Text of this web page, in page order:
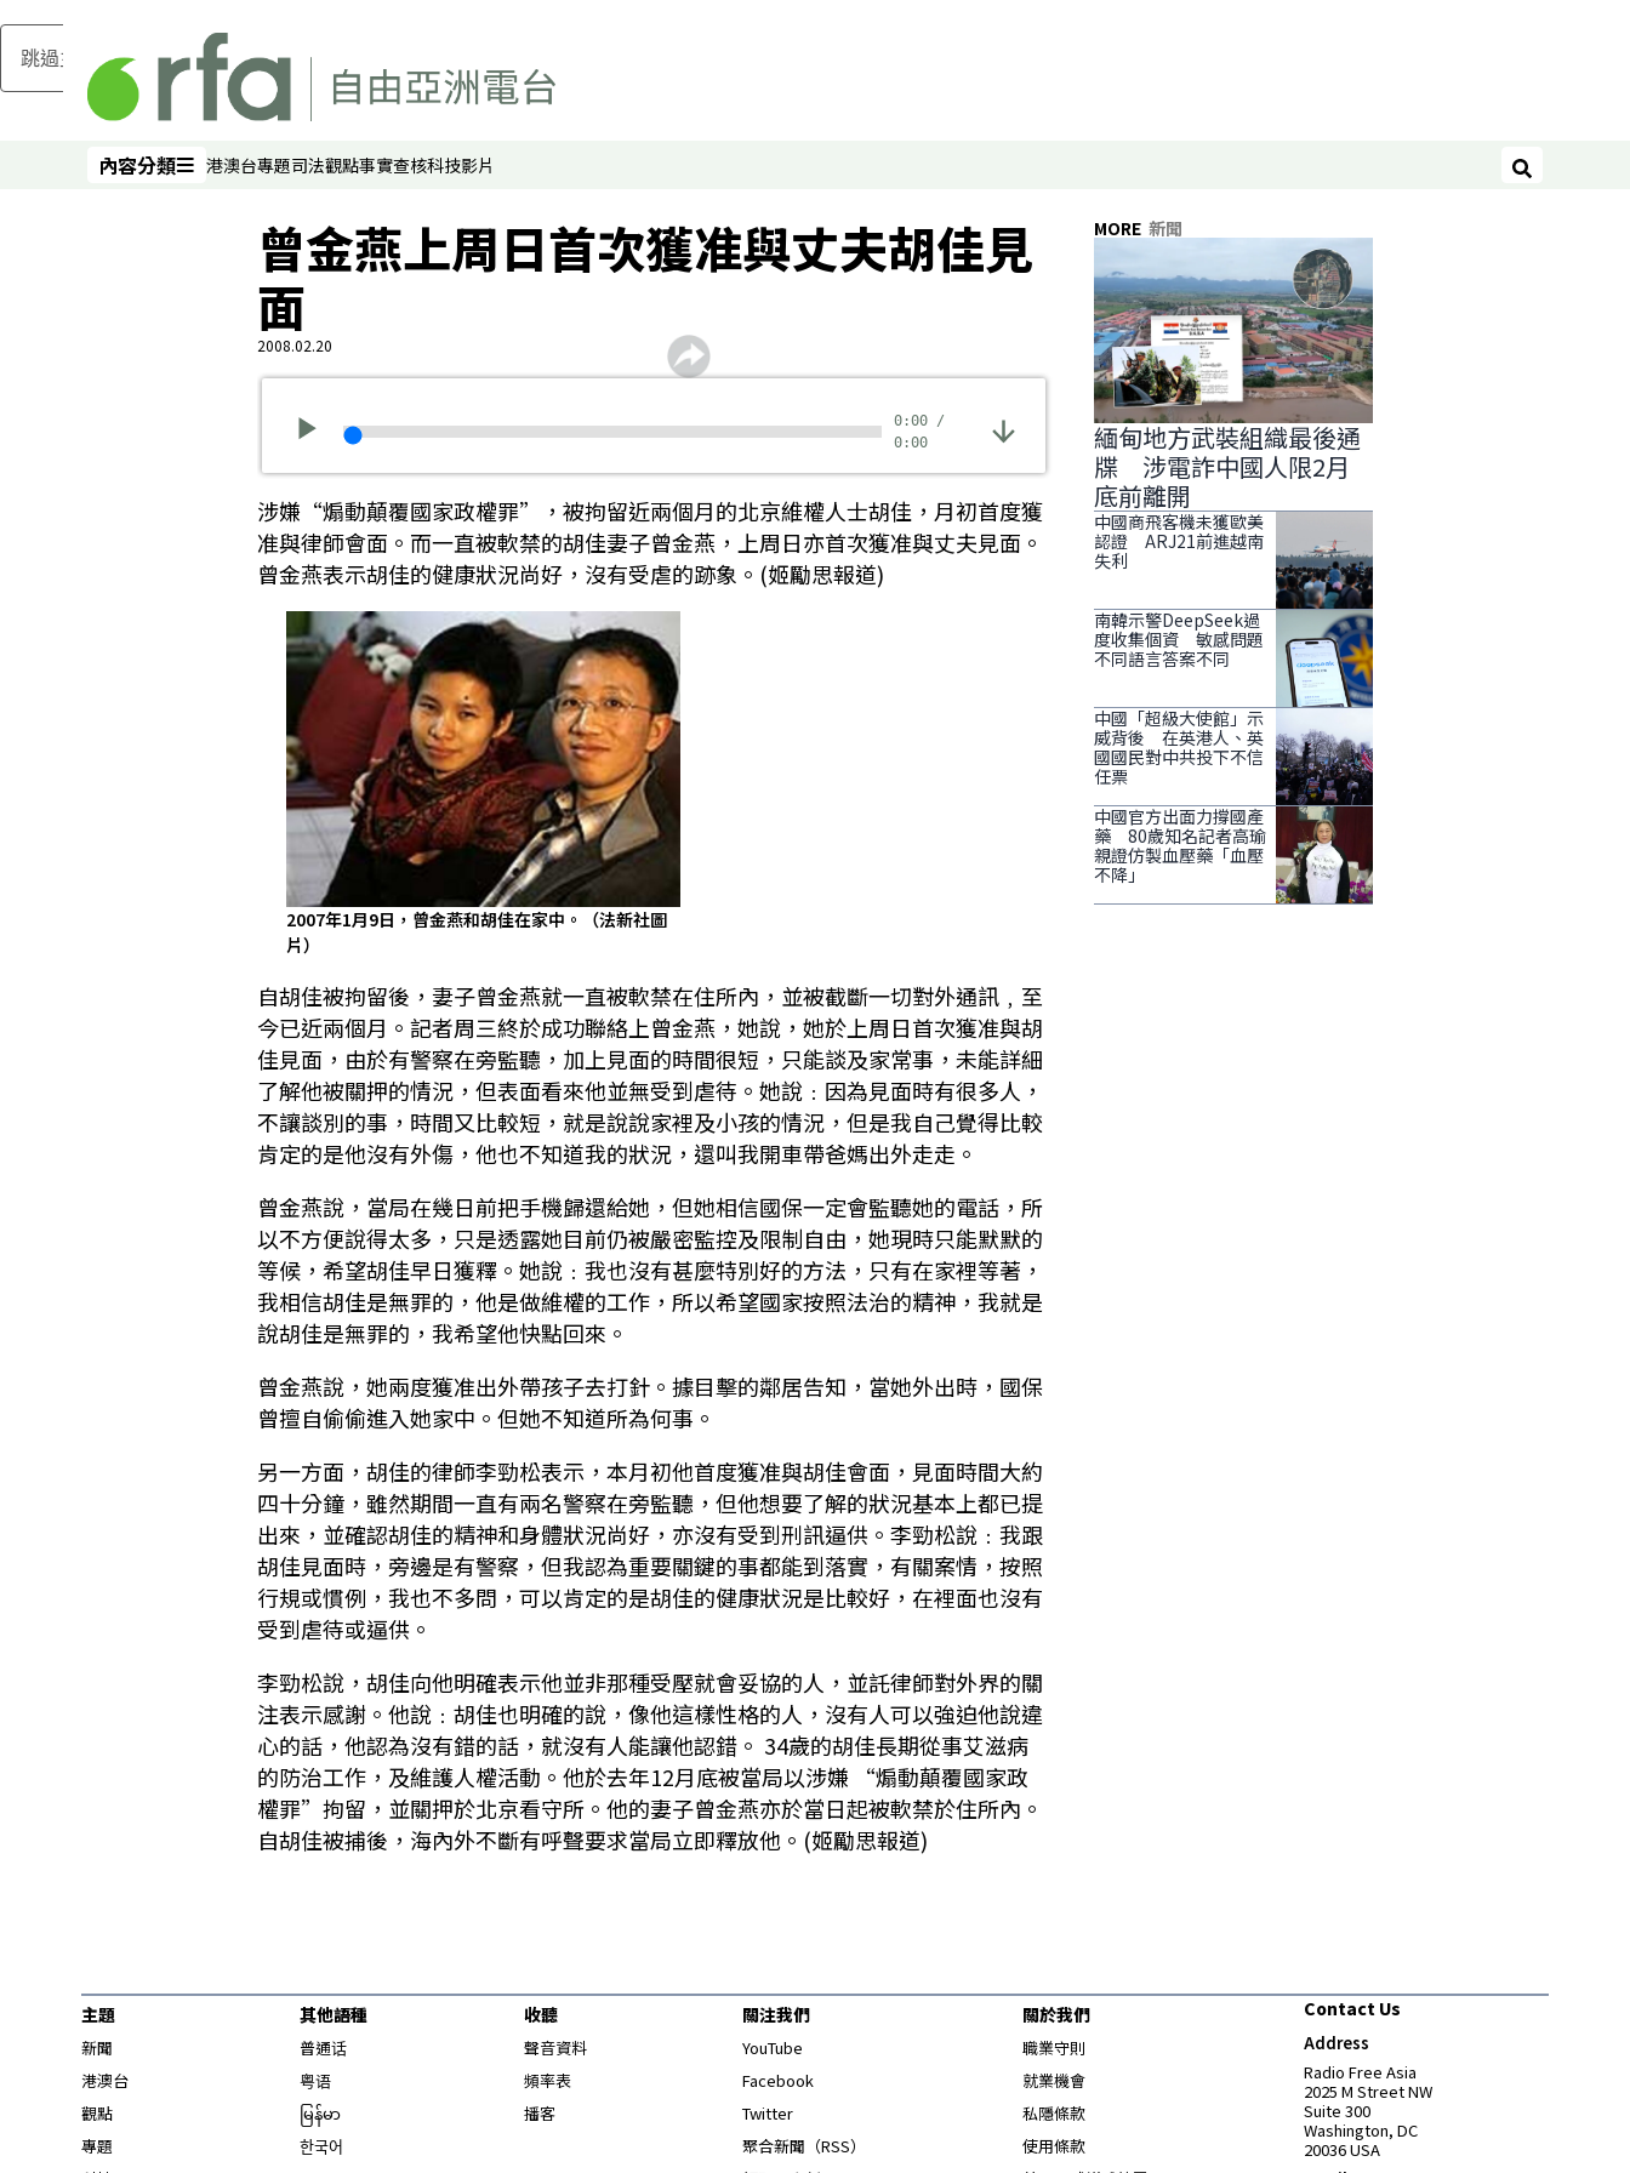
跳過主要內容
內容分類
內容分類 港澳台專題司法觀點事實查核科技影片 搜尋
曾金燕上周日首次獲准與丈夫胡佳見
面
2008.02.20
0:00 /
0:00
涉嫌“煽動顛覆國家政權罪”，被拘留近兩個月的北京維權人士胡佳，月初首度獲
准與律師會面。而一直被軟禁的胡佳妻子曾金燕，上周日亦首次獲准與丈夫見面。
曾金燕表示胡佳的健康狀況尚好，沒有受虐的跡象。(姬勵思報道)
2007年1月9日，曾金燕和胡佳在家中。（法新社圖
片）
自胡佳被拘留後，妻子曾金燕就一直被軟禁在住所內，並被截斷一切對外通訊﹐至
今已近兩個月。記者周三終於成功聯絡上曾金燕，她說，她於上周日首次獲准與胡
佳見面，由於有警察在旁監聽，加上見面的時間很短，只能談及家常事，未能詳細
了解他被關押的情況，但表面看來他並無受到虐待。她說﹕因為見面時有很多人，
不讓談別的事，時間又比較短，就是說說家裡及小孩的情況，但是我自己覺得比較
肯定的是他沒有外傷，他也不知道我的狀況，還叫我開車帶爸媽出外走走。
曾金燕說，當局在幾日前把手機歸還給她，但她相信國保一定會監聽她的電話，所
以不方便說得太多，只是透露她目前仍被嚴密監控及限制自由，她現時只能默默的
等候，希望胡佳早日獲釋。她說﹕我也沒有甚麼特別好的方法，只有在家裡等著，
我相信胡佳是無罪的，他是做維權的工作，所以希望國家按照法治的精神，我就是
說胡佳是無罪的，我希望他快點回來。
曾金燕說，她兩度獲准出外帶孩子去打針。據目擊的鄰居告知，當她外出時，國保
曾擅自偷偷進入她家中。但她不知道所為何事。
另一方面，胡佳的律師李勁松表示，本月初他首度獲准與胡佳會面，見面時間大約
四十分鐘，雖然期間一直有兩名警察在旁監聽，但他想要了解的狀況基本上都已提
出來，並確認胡佳的精神和身體狀況尚好，亦沒有受到刑訊逼供。李勁松說﹕我跟
胡佳見面時，旁邊是有警察，但我認為重要關鍵的事都能到落實，有關案情，按照
行規或慣例，我也不多問，可以肯定的是胡佳的健康狀況是比較好，在裡面也沒有
受到虐待或逼供。
李勁松說，胡佳向他明確表示他並非那種受壓就會妥協的人，並託律師對外界的關
注表示感謝。他說﹕胡佳也明確的說，像他這樣性格的人，沒有人可以強迫他說違
心的話，他認為沒有錯的話，就沒有人能讓他認錯。 34歲的胡佳長期從事艾滋病
的防治工作，及維護人權活動。他於去年12月底被當局以涉嫌 “煽動顛覆國家政
權罪”拘留，並關押於北京看守所。他的妻子曾金燕亦於當日起被軟禁於住所內。
自胡佳被捕後，海內外不斷有呼聲要求當局立即釋放他。(姬勵思報道)
MORE 新聞
緬甸地方武裝組織最後通
牒 涉電詐中國人限2月
底前離開
中國商飛客機未獲歐美
認證 ARJ21前進越南
失利
南韓示警DeepSeek過
度收集個資 敏感問題
不同語言答案不同
中國「超級大使館」示
威背後 在英港人、英
國國民對中共投下不信
任票
中國官方出面力撐國產
藥 80歲知名記者高瑜
親證仿製血壓藥「血壓
不降」
主題
新聞
港澳台
觀點
專題
其他語種
普通话
粤语
မြန်မာ
한국어
收聽
聲音資料
頻率表
播客
關注我們
YouTube
Facebook
Twitter
聚合新聞（RSS）
關於我們
職業守則
就業機會
私隱條款
使用條款
Contact Us
Address
Radio Free Asia
2025 M Street NW
Suite 300
Washington, DC
20036 USA